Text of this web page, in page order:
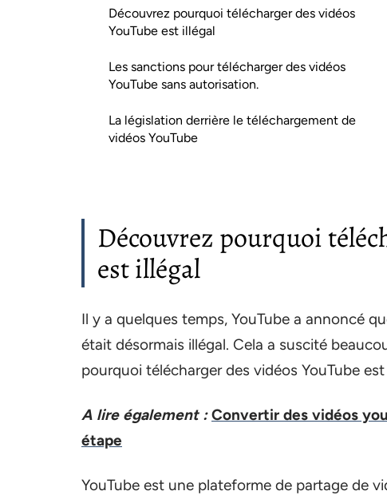
Découvrez pourquoi télécharger des vidéos
YouTube est illégal
Les sanctions pour télécharger des vidéos
YouTube sans autorisation.
La législation derrière le téléchargement de
vidéos YouTube
Découvrez pourquoi
est illégal
Il y a quelques temps, YouTube a annoncé
était désormais illégal. Cela a suscité
pourquoi télécharger des vidéos YouTube est
A lire également : Convertir des vidéos
étape
YouTube est une plateforme de partage de